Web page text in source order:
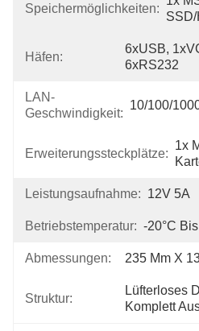
Speichermöglichkeiten:
Häfen:
6xUSB,
6xRS232
LAN-
Geschwindigkeit:
10/100/
Erweiterungssteckplätze:
1x
Leistungsaufnahme: 12V 5A
Betriebstemperatur: -20°C
Abmessungen: 235 Mm X
Struktur:
Lüfterloses
Komplett